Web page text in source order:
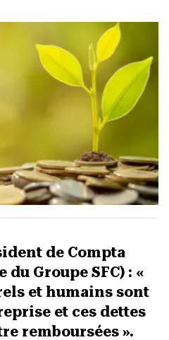
de Compta
Groupe SFC) : «
et humains sont
et ces dettes
remboursées ».